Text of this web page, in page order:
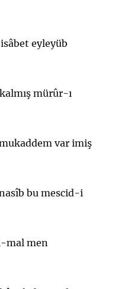
eyleyüb
mürûr-ı
var imiş
bu mescid-i
mal men